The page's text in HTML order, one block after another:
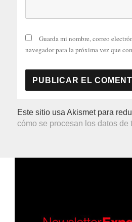
Guarda mi nombre, correo
navegador para la próxima vez que
Este sitio usa Akismet para
cómo se procesan los datos de